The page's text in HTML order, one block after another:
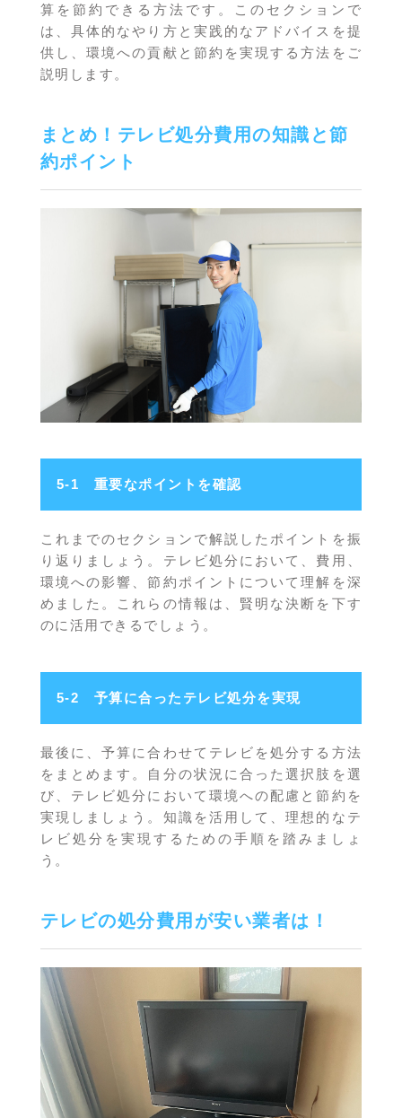
算を節約できる方法です。このセクションで
は、具体的なやり方と実践的なアドバイスを提
供し、環境への貢献と節約を実現する方法をご
説明します。
まとめ！テレビ処分費用の知識と節
約ポイント
5-1 重要なポイントを確認
これまでのセクションで解説したポイントを振
り返りましょう。テレビ処分において、費用、
環境への影響、節約ポイントについて理解を深
めました。これらの情報は、賢明な決断を下す
のに活用できるでしょう。
5-2 予算に合ったテレビ処分を実現
最後に、予算に合わせてテレビを処分する方法
をまとめます。自分の状況に合った選択肢を選
び、テレビ処分において環境への配慮と節約を
実現しましょう。知識を活用して、理想的なテ
レビ処分を実現するための手順を踏みましょ
う。
テレビの処分費用が安い業者は！